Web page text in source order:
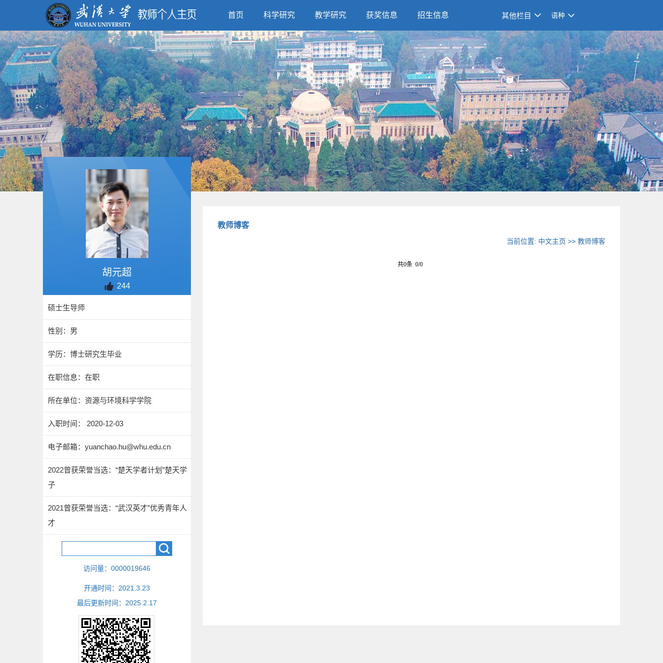
首页 科学研究 教学研究 获奖信息 招生信息 其他栏目 语种
胡元超
244
硕士生导师
性别：男
学历：博士研究生毕业
在职信息：在职
所在单位：资源与环境科学学院
入职时间： 2020-12-03
电子邮箱： yuanchao.hu@whu.edu.cn
2022曾获荣誉当选：“楚天学者计划”楚天学
子
2021曾获荣誉当选：“武汉英才”优秀青年人
才
访问量： 0000019646
开通时间： 2021 3 23
最后更新时间： 2025 2 17
教师博客
当前位置: 中文主页 >>教师博客
共0条 0/0